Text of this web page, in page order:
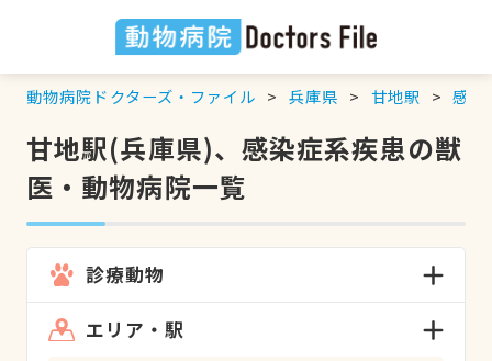
動物病院ドクターズ・ファイル 兵庫県 甘地駅 感染
甘地駅(兵庫県)、感染症系疾患の獣
医・動物病院一覧
診療動物
エリア・駅